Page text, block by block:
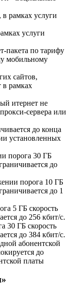
рамках услуги
услуги
пакета по тарифу
мобильному
сайтов,
в рамках
итернет не
сервера или
до конца
установленных
порога 30 ГБ
до
порога 10 ГБ
до 1
5 ГБ скорость
до 256 кбит/с.
30 ГБ скорость
до 384 кбит/с.
абонентской
до
платы